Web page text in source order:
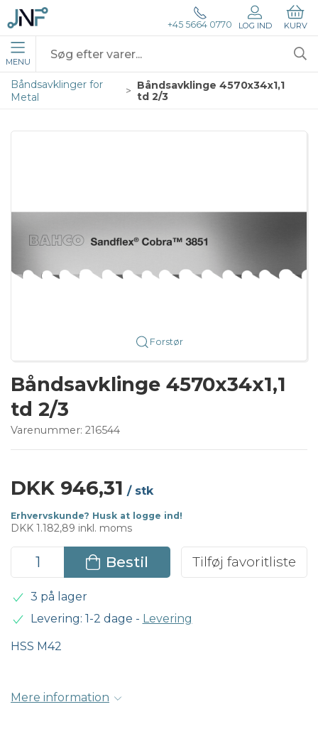
+45 5664 0770 LOG IND KURV
MENU
Båndsavklinger for
Metal
Båndsavklinge 4570x34x1,1
td 2/3
Forstør
Båndsavklinge 4570x34x1,1
td 2/3
Varenummer: 216544
DKK 946,31 / stk
Erhvervskunde? Husk at logge ind!
DKK 1.182,89 inkl. moms
Bestil Tilføj favoritliste
3 på lager
Levering: 1-2 dage - Levering
HSS M42
Mere information